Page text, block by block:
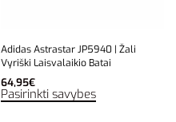
Adidas Astrastar JP5940 | Žali
Vyriški Laisvalaikio Batai
64,95€
Pasirinkti savybes